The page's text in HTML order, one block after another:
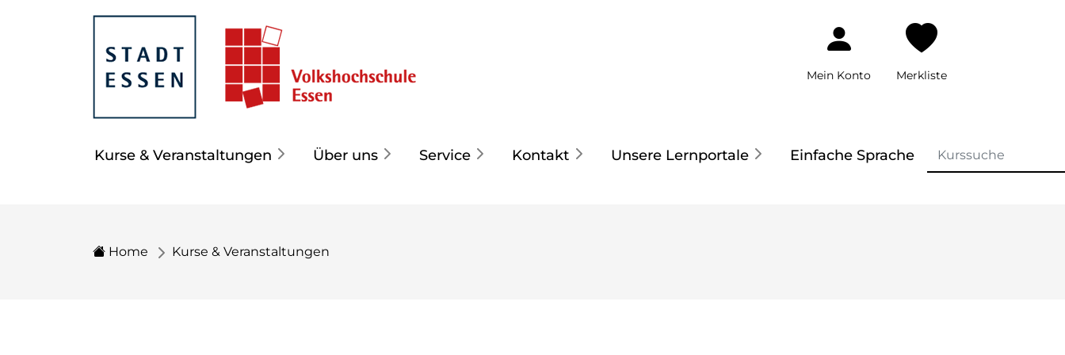
Mein Konto Merkliste
Kurse & Veranstaltungen Über uns Service Kontakt Unsere Lernportale Einfache Sprache
Home Kurse & Veranstaltungen